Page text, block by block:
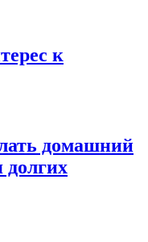
к
домашний